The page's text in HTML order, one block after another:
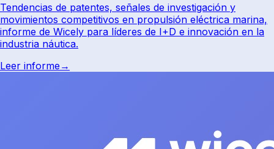
Tendencias de patentes, señales de investigación y
movimientos competitivos en propulsión eléctrica marina,
informe de Wicely para líderes de I+D e innovación en la
industria náutica.
Leer informe →